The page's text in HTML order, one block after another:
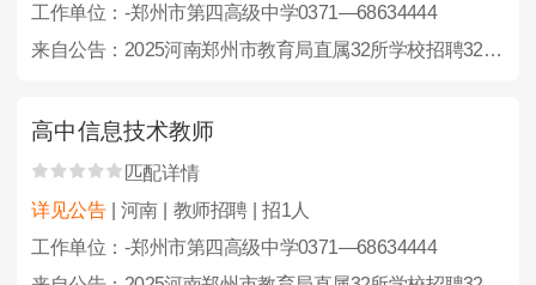
工作单位：-郑州市第四高级中学0371—68634444
来自公告：2025河南郑州市教育局直属32所学校招聘323人公告
高中信息技术教师
匹配详情
详见公告 | 河南 | 教师招聘 | 招1人
工作单位：-郑州市第四高级中学0371—68634444